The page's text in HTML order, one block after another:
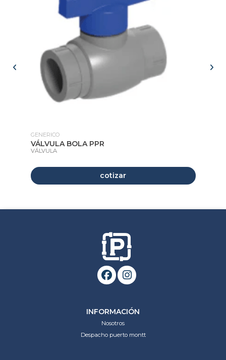
GENERICO
VÁLVULA BOLA PPR
VÁLVULA
cotizar
INFORMACIÓN
Nosotros
Despacho puerto montt